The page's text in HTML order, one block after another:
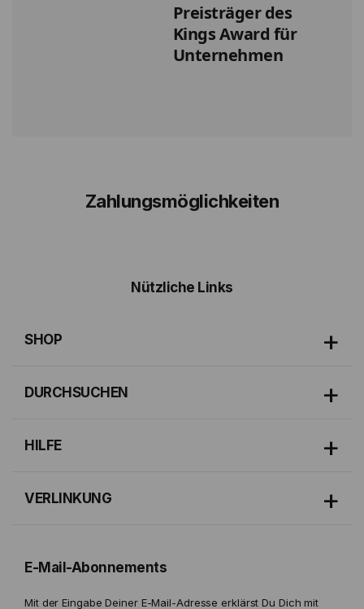
Preisträger des
Kings Award für
Unternehmen
Zahlungsmöglichkeiten
E-Mail-Abonnements
Mit der Eingabe Deiner E-Mail-Adresse erklärst Du Dich mit
Nützliche Links
SHOP
DURCHSUCHEN
HILFE
VERLINKUNG